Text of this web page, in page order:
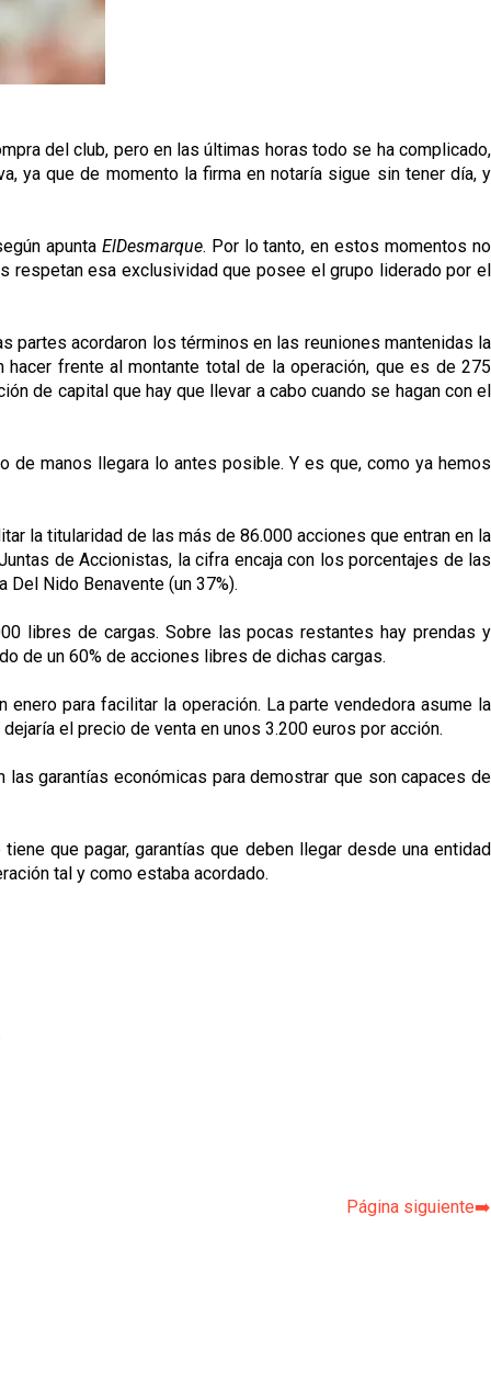
del club, pero en las últimas horas todo se ha complicado,
ya que de momento la firma en notaría sigue sin tener día, y
apunta ElDesmarque. Por lo tanto, en estos momentos no
respetan esa exclusividad que posee el grupo liderado por el
partes acordaron los términos en las reuniones mantenidas la
frente al montante total de la operación, que es de 275
de capital que hay que llevar a cabo cuando se hagan con el
de manos llegara lo antes posible. Y es que, como ya hemos
la titularidad de las más de 86.000 acciones que entran en la
de Accionistas, la cifra encaja con los porcentajes de las
Nido Benavente (un 37%).
libres de cargas. Sobre las pocas restantes hay prendas y
de un 60% de acciones libres de dichas cargas.
para facilitar la operación. La parte vendedora asume la
el precio de venta en unos 3.200 euros por acción.
garantías económicas para demostrar que son capaces de
que pagar, garantías que deben llegar desde una entidad
tal y como estaba acordado.
Página siguiente➡️